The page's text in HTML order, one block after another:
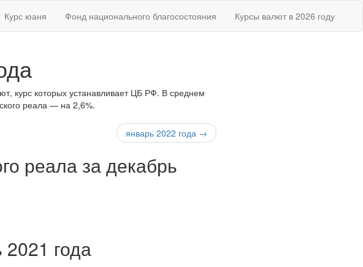
Курс юаня Фонд национального благосостояния Курсы валют в 2026 году
курс которых устанавливает ЦБ РФ. В среднем
реала — на 2,6%.
январь 2022 года →
реала за декабрь
года